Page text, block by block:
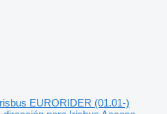
EURORIDER (01.01-)